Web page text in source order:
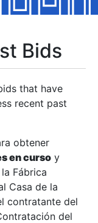
Bids
that have
recent past
obtener
en curso y
Fábrica
Casa de la
contratante del
del